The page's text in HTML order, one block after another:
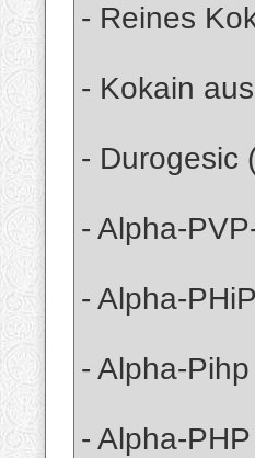
- Reines
- Kokain
- Durogesic
- Alpha-
- Alpha-PHiP
- Alpha-Pihp
- Alpha-PHP